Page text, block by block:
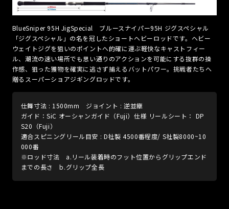
BlueSniper 95H JigSpecial ブルースナイパー95H ジグスペシャル
「ジグスペシャル」の名を冠したショートヘビーロッドです。ヘビー
ウェイトジグを狙いのポイントへ的確に運ぶ軽快なキャストフィー
ル、潮流の速い場所でも思い通りのアクションを可能にする抜群の操
作感、狙った獲物を確実に逃さず捕えるバットパワー。挑戦者たちへ
贈るスーパーショアジギングロッドです。
仕舞寸法 : 1500mm ジョイント : 逆並継
ガイド：SiC オーシャンガイド（Fuji）仕様 リールシート： DP
S20（Fuji）
適合スピニングリール目安 : D社製 4500番程度/ S社製8000~10
000番
※ロッド寸法 a.リール装着時のフット位置からグリップエンド
までの長さ b.グリップ全長